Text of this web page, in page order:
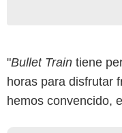
"Bullet Train tiene
horas para disfrutar
hemos convencido,